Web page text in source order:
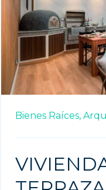
Bienes Raíces,